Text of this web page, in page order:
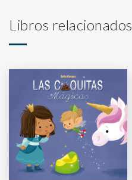
Libros relacionados